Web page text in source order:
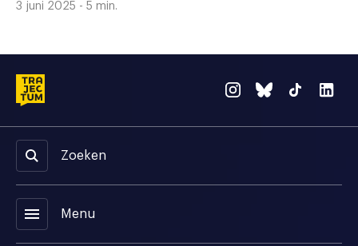
3 juni 2025 - 5 min.
Zoeken
menu Menu